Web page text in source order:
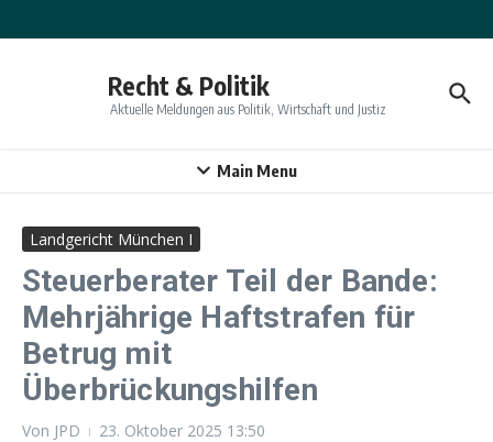
Recht & Politik
Aktuelle Meldungen aus Politik, Wirtschaft und Justiz
Main Menu
Landgericht München I
Steuerberater Teil der Bande:
Mehrjährige Haftstrafen für
Betrug mit
Überbrückungshilfen
Von JPD 23. Oktober 2025 13:50